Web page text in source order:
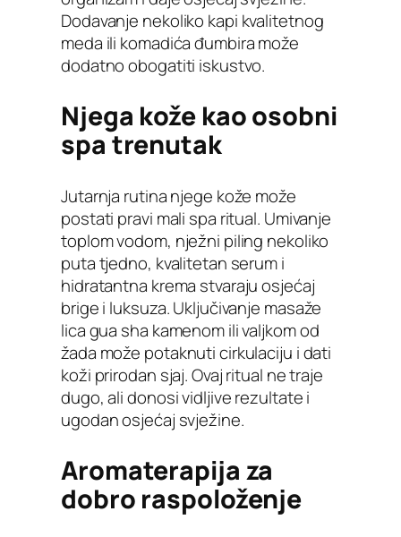
Dodavanje nekoliko kapi kvalitetnog
meda ili komadića đumbira može
dodatno obogatiti iskustvo.
Njega kože kao osobni
spa trenutak
Jutarnja rutina njege kože može
postati pravi mali spa ritual. Umivanje
toplom vodom, nježni piling nekoliko
puta tjedno, kvalitetan serum i
hidratantna krema stvaraju osjećaj
brige i luksuza. Uključivanje masaže
lica gua sha kamenom ili valjkom od
žada može potaknuti cirkulaciju i dati
koži prirodan sjaj. Ovaj ritual ne traje
dugo, ali donosi vidljive rezultate i
ugodan osjećaj svježine.
Aromaterapija za
dobro raspoloženje